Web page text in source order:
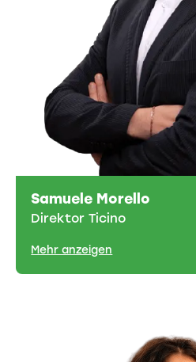
Samuele Morello
Direktor Ticino
Mehr anzeigen